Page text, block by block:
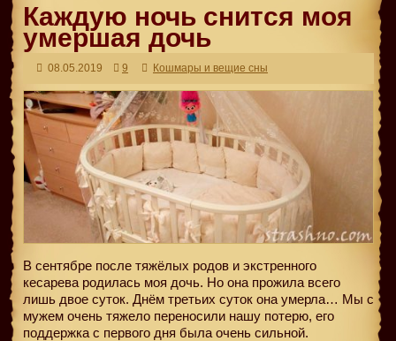
Каждую ночь снится моя
умершая дочь
08.05.2019 9 Кошмары и вещие сны
В сентябре после тяжёлых родов и экстренного
кесарева родилась моя дочь. Но она прожила всего
лишь двое суток. Днём третьих суток она умерла… Мы с
мужем очень тяжело переносили нашу потерю, его
поддержка с первого дня была очень сильной.